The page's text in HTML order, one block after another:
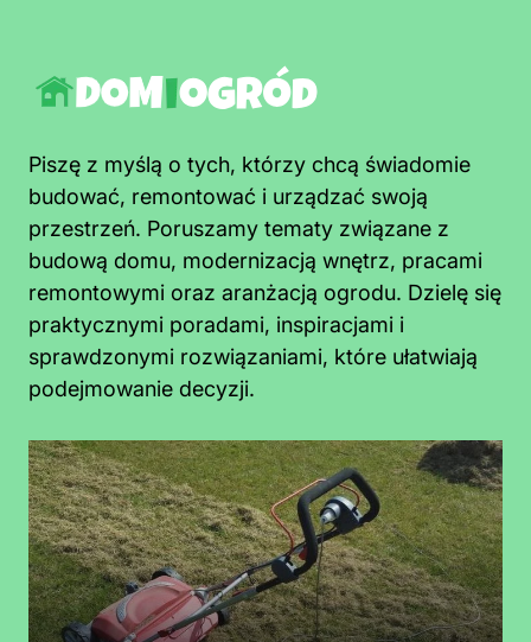
Piszę z myślą o tych, którzy chcą świadomie
budować, remontować i urządzać swoją
przestrzeń. Poruszamy tematy związane z
budową domu, modernizacją wnętrz, pracami
remontowymi oraz aranżacją ogrodu. Dzielę się
praktycznymi poradami, inspiracjami i
sprawdzonymi rozwiązaniami, które ułatwiają
podejmowanie decyzji.